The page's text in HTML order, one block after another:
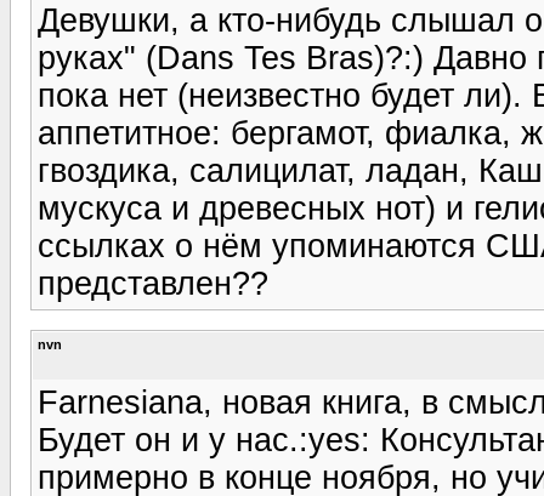
Девушки, а кто-нибудь слышал
руках" (Dans Tes Bras)?:) Давно
пока нет (неизвестно будет
аппетитное: бергамот, фиалка,
гвоздика, салицилат, ладан,
мускуса и древесных нот) и
ссылках о нём упоминаются
представлен??
nvn
Farnesiana, новая книга, в
Будет он и у нас.:yes:
примерно в конце ноября, но